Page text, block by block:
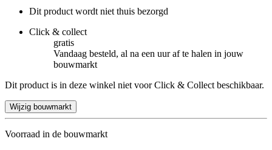
Dit product wordt niet thuis bezorgd
Click & collect
gratis
Vandaag besteld, al na een uur af te halen in jouw
bouwmarkt
Dit product is in deze winkel niet voor Click & Collect beschikbaar.
Wijzig bouwmarkt
Voorraad in de bouwmarkt